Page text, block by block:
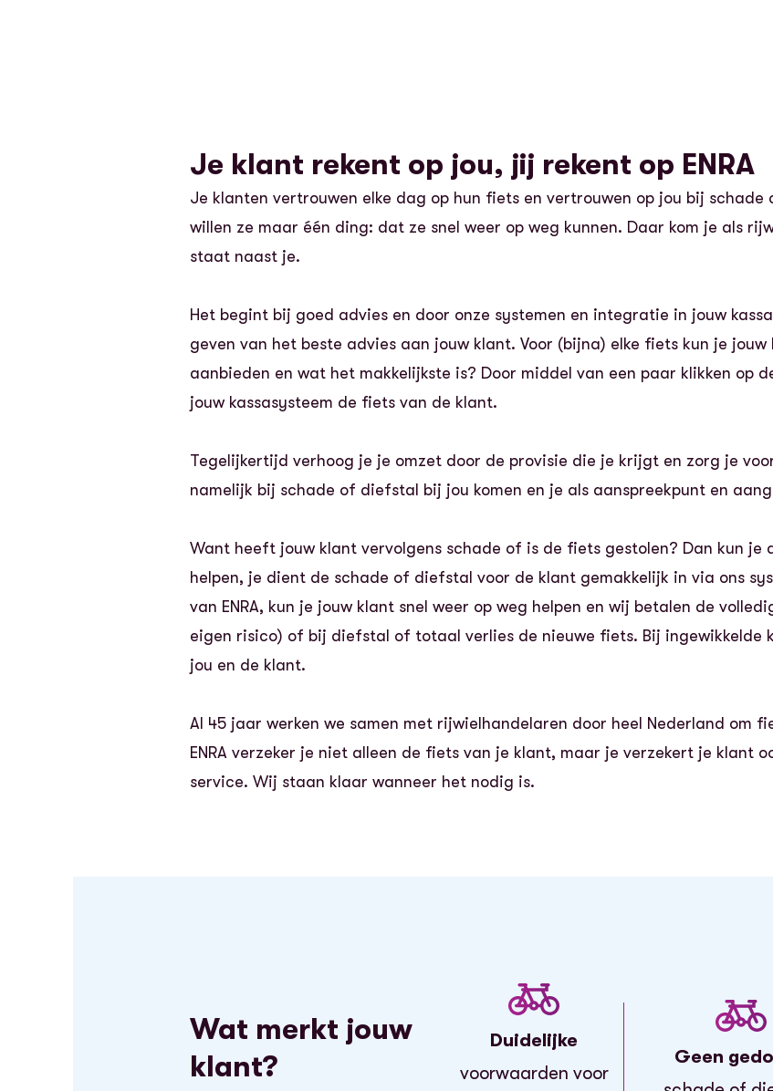
Je klant rekent op jou, jij rekent op ENRA
Je klanten vertrouwen elke dag op hun fiets en vertrouwen op jou bij
willen ze maar één ding: dat ze snel weer op weg kunnen. Daar kom je als
staat naast je.
Het begint bij goed advies en door onze systemen en integratie in jouw
geven van het beste advies aan jouw klant. Voor (bijna) elke fiets kun je jouw
aanbieden en wat het makkelijkste is? Door middel van een paar klikken op
jouw kassasysteem de fiets van de klant.
Tegelijkertijd verhoog je je omzet door de provisie die je krijgt en zorg je
namelijk bij schade of diefstal bij jou komen en je als aanspreekpunt en
Want heeft jouw klant vervolgens schade of is de fiets gestolen? Dan kun je
helpen, je dient de schade of diefstal voor de klant gemakkelijk in via ons
van ENRA, kun je jouw klant snel weer op weg helpen en wij betalen de
eigen risico) of bij diefstal of totaal verlies de nieuwe fiets. Bij ingewikkelde
jou en de klant.
Al 45 jaar werken we samen met rijwielhandelaren door heel Nederland om
ENRA verzeker je niet alleen de fiets van je klant, maar je verzekert je klant
service. Wij staan klaar wanneer het nodig is.
Wat merkt jouw
klant?
Duidelijke
voorwaarden voor
Geen